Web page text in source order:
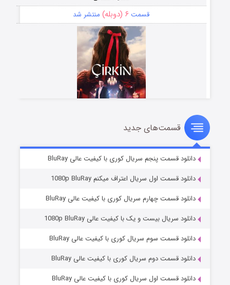
قسمت ۶ (دوبله) منتشر شد
سریال زشت
قسمت۵ (زیرنویس) منتشر شد
وستی ها
قسمت۱ (زیرنویس) منتشر شد
قسمت‌های جدید
دانلود قسمت پنجم سریال کوری با کیفیت عالی BluRay
دانلود قسمت اول سریال اعتراف میکنم 1080p BluRay
دانلود قسمت چهارم سریال کوری با کیفیت عالی BluRay
دانلود سریال بیست و یک با کیفیت عالی 1080p BluRay
دانلود قسمت سوم سریال کوری با کیفیت عالی BluRay
دانلود قسمت دوم سریال کوری با کیفیت عالی BluRay
دانلود قسمت اول سریال کوری با کیفیت عالی BluRay